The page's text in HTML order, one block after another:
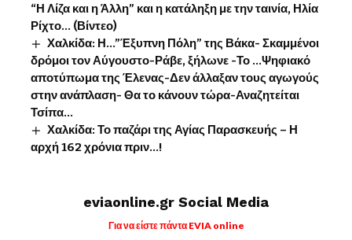
“Η Λίζα και η Άλλη” και η κατάληξη με την ταινία, Ηλία
Ρίχτο… (Βίντεο)
Χαλκίδα: Η…”Έξυπνη Πόλη” της Βάκα- Σκαμμένοι
δρόμοι τον Αύγουστο-Ράβε, ξήλωνε -Το …Ψηφιακό
αποτύπωμα της Έλενας-Δεν άλλαξαν τους αγωγούς
στην ανάπλαση- Θα το κάνουν τώρα-Αναζητείται
Τσίπα…
Χαλκίδα: Το παζάρι της Αγίας Παρασκευής – Η
αρχή 162 χρόνια πριν…!
eviaonline.gr Social Media
Για να είστε πάντα EVIA online